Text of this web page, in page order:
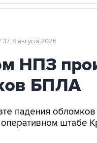
8 августа 2026
НПЗ
БПЛА
падения
штабе